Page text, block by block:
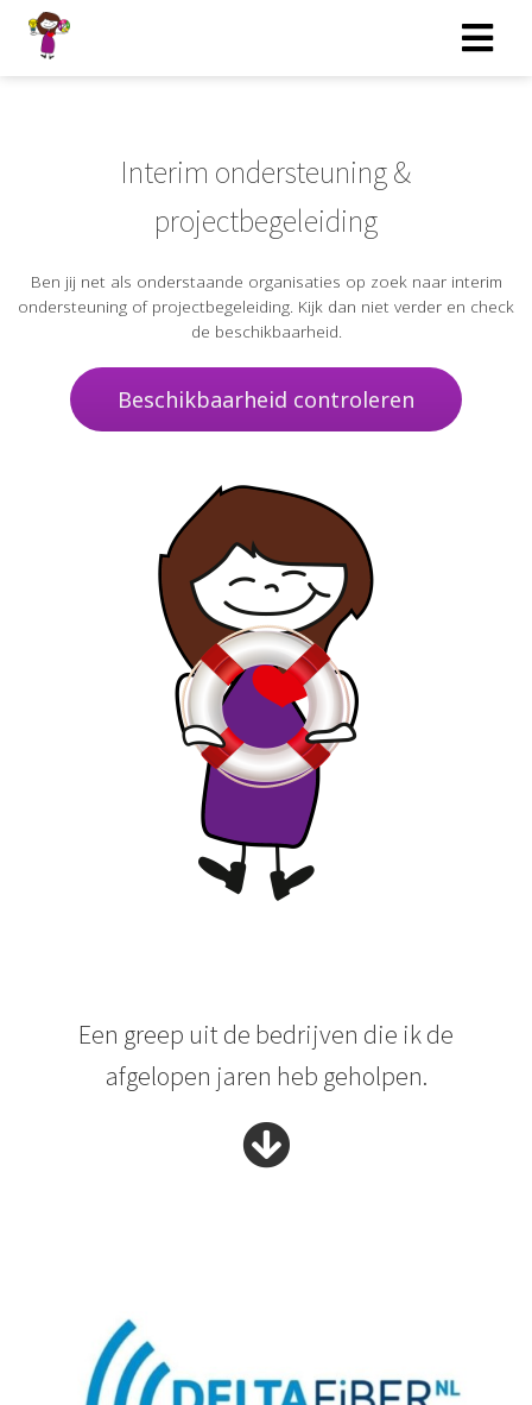
Interim ondersteuning &
projectbegeleiding
Ben jij net als onderstaande organisaties op zoek naar interim
ondersteuning of projectbegeleiding. Kijk dan niet verder en check
de beschikbaarheid.
Beschikbaarheid controleren
Een greep uit de bedrijven die ik de
afgelopen jaren heb geholpen.